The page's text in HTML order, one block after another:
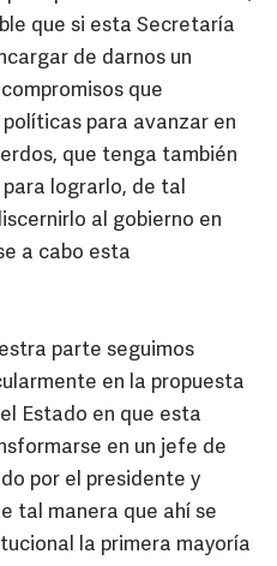
que si esta Secretaría
de darnos un
que
para avanzar en
que tenga también
lograrlo, de tal
al gobierno en
a cabo esta
parte seguimos
en la propuesta
Estado en que esta
en un jefe de
por el presidente y
tal manera que ahí se
la primera mayoría